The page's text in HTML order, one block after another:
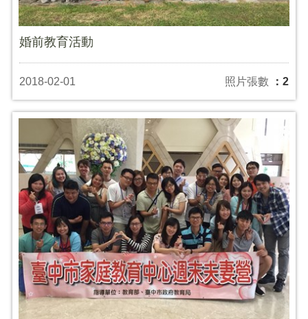
婚前教育活動
2018-02-01 照片張數 ：2